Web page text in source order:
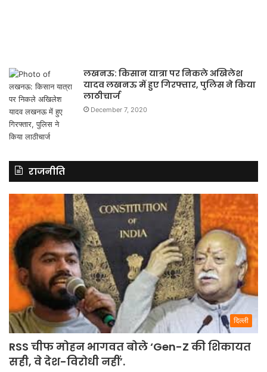
लखनऊ: किसान यात्रा पर निकले अखिलेश
यादव लखनऊ में हुए गिरफ्तार, पुलिस ने किया
लाठीचार्ज
December 7, 2020
राजनीति
दिल्ली
RSS चीफ मोहन भागवत बोले ‘Gen-Z की शिकायत
सही, वे देश-विरोधी नहीं’.